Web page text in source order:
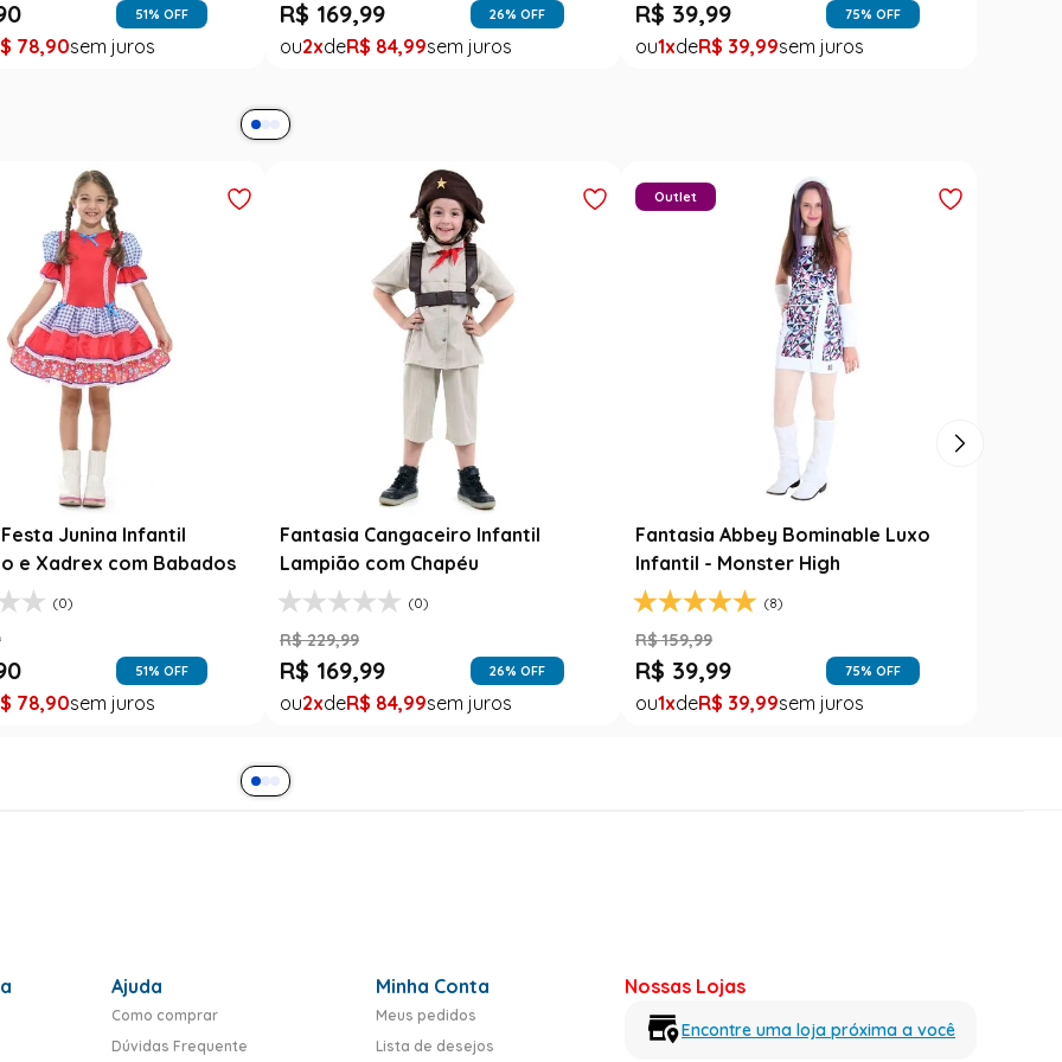
Junina Bebê Menina
Rosa Floral com Renda
47 % OFF
99, 99
Saia Infantil Festa Junina Carimbó
Xadrez Preto com Girassol
R$ 129,99
R$ 78,90
1 R$ 78, 90
Saia Festa Junina Infantil Branca
Noivinha com Fitas Coloridas
R$ 78,90
R$ 49 ,99
1 R$ 49,99
Ajuda
Como comprar
Dúvidas Frequente
Minha Conta
Meus pedidos
Lista de desejos
Nossas Lojas
Encontre uma loja próxima a você